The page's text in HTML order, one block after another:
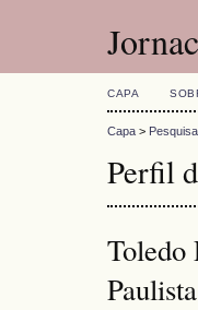
CAPA
Capa > Pesquisa
Perfil
Toledo